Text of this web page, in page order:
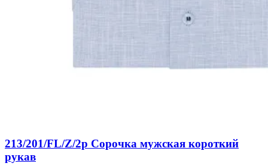
213/201/FL/Z/2p Сорочка мужская короткий
рукав